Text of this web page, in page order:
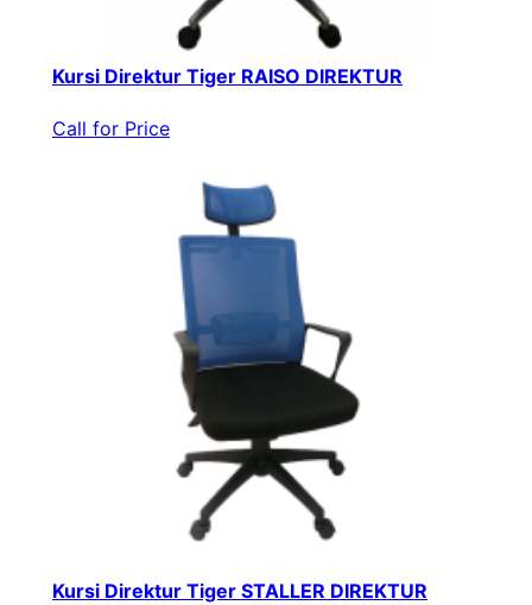
Kursi Direktur Tiger RAISO DIREKTUR
Call for Price
Kursi Direktur Tiger STALLER DIREKTUR